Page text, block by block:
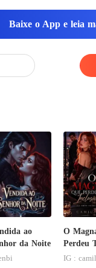
Baixe o App e leia
ao
da Noite
O
Perdeu